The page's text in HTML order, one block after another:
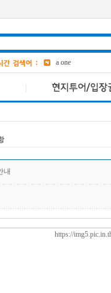
aetas
bangkok
Avani
a one
ASQ
pcr
내